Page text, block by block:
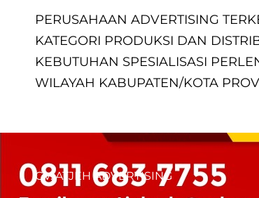
PERUSAHAAN ADVERTISING
KATEGORI PRODUKSI DAN
KEBUTUHAN SPESIALISASI
WILAYAH KABUPATEN/KOTA
CV. ATJEH ADVERTISING